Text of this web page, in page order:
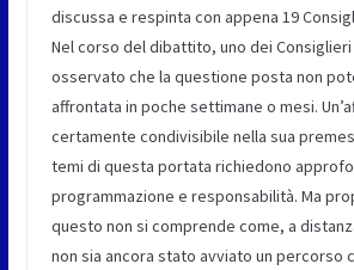
discussa e respinta con appena 19
Nel corso del dibattito, uno dei Consiglieri
osservato che la questione posta non
affrontata in poche settimane o mesi.
certamente condivisibile nella sua
temi di questa portata richiedono
programmazione e responsabilità. Ma
questo non si comprende come, a
non sia ancora stato avviato un percorso